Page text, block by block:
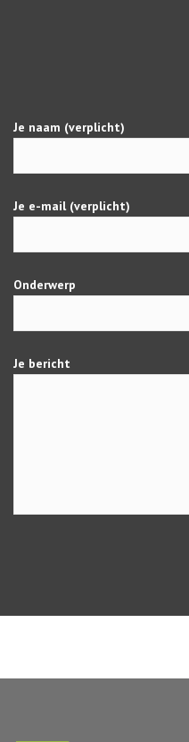
Je naam (verplicht)
Je e-mail (verplicht)
Onderwerp
Je bericht